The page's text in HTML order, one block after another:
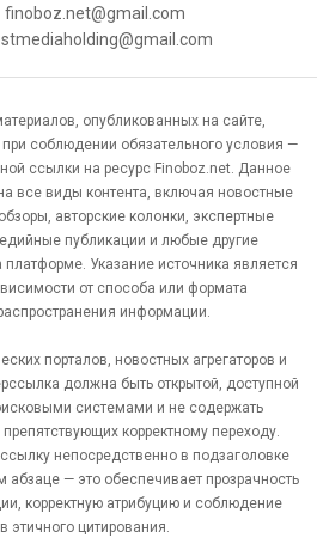
finoboz.net@gmail.com
опубликованных на сайте,
соблюдении обязательного условия —
ссылки на ресурс Finoboz.net. Данное
все виды контента, включая новостные
авторские колонки, экспертные
публикации и любые другие
Указание источника является
от способа или формата
информации.
порталов, новостных агрегаторов и
должна быть открытой, доступной
системами и не содержать
корректному переходу.
непосредственно в подзаголовке
абзаце — это обеспечивает прозрачность
корректную атрибуцию и соблюдение
этичного цитирования.